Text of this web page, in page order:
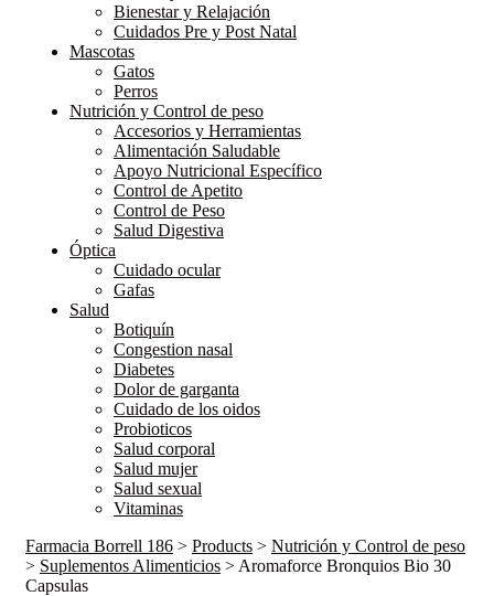
Bienestar y Relajación
Cuidados Pre y Post Natal
Mascotas
Gatos
Perros
Nutrición y Control de peso
Accesorios y Herramientas
Alimentación Saludable
Apoyo Nutricional Específico
Control de Apetito
Control de Peso
Salud Digestiva
Óptica
Cuidado ocular
Gafas
Salud
Botiquín
Congestion nasal
Diabetes
Dolor de garganta
Cuidado de los oidos
Probioticos
Salud corporal
Salud mujer
Salud sexual
Vitaminas
Farmacia Borrell 186 > Products > Nutrición y Control de peso
> Suplementos Alimenticios > Aromaforce Bronquios Bio 30
Capsulas